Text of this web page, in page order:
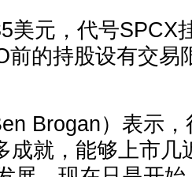
美元，代号SPCX
前的持股设有交易
Brogan）表示
成就，能够上市几